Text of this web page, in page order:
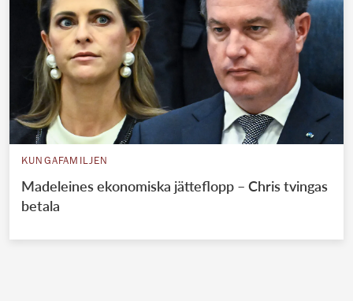
KUNGAFAMILJEN
Madeleines ekonomiska jätteflopp – Chris tvingas
betala